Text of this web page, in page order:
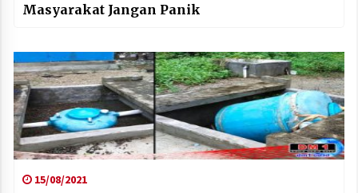
Masyarakat Jangan Panik
15/08/2021